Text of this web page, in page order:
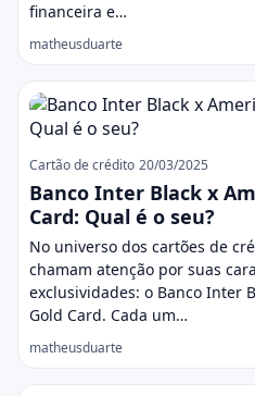
financeira e…
matheusduarte
Cartão de crédito 20/03/2025
Banco Inter Black x
Card: Qual é o seu?
No universo dos cartões de
chamam atenção por suas
exclusividades: o Banco Inter
Gold Card. Cada um…
matheusduarte